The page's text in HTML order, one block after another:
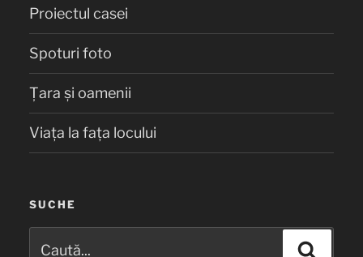
Proiectul casei
Spoturi foto
Țara și oamenii
Viața la fața locului
SUCHE